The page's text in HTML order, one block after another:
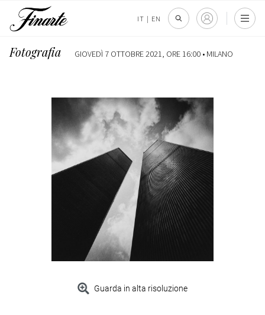
IT | EN
Fotografia GIOVEDÌ 7 OTTOBRE 2021, ORE 16:00 • MILANO
Guarda in alta risoluzione